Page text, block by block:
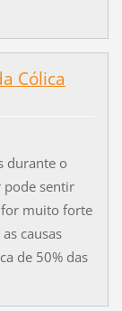
Cólica
durante o
pode sentir
for muito forte
causas
de 50% das